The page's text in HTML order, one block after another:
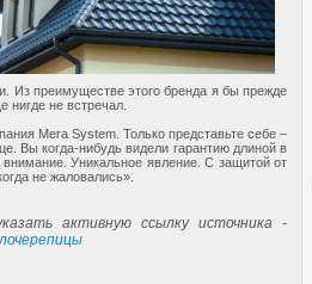
Из преимуществе этого бренда я бы прежде
не встречал.
Mera System. Только представьте себе –
Вы когда-нибудь видели гарантию длиной в
Уникальное явление. С защитой от
не жаловались».
активную ссылку источника -